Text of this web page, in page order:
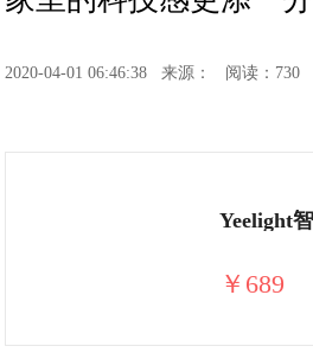
2020-04-01 06:46:38 来源： 阅读：730
￥689